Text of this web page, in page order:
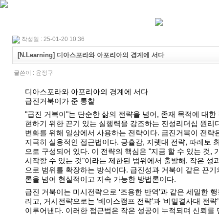
작성일 : 25-01-20 10:36
[N.Learning] 디아스포라와 아포리아의 경계에 서다
글쓴이 : 윤정구
디아스포라와 아포리아의 경계에 서다
급진거북이가 준 통찰
"급진 거북이"는 단순한 삶의 전략을 넘어, 존재 목적에 대
현하기 위한 끈기 있는 실행력을 강조하는 진성리더십 원리
변화를 위해 일상에서 사용하는 전략이다. 급진거북이 전략
지극히 실용적인 접근법이다. 긍휼감, 지렛대 전략, 파레토
으로 구성되어 있다. 이 전략의 핵심은 "지금 할 수 있는 것,
시작할 수 있는 것"이라는 제한된 범위에서 출발해, 작은 성
으로 범위를 확장하는 방식이다. 급진성과 거북이 같은 끈
론을 넘어 현실적이고 지속 가능한 방법론이다.
급진 거북이는 미시전략으로 ‘조용한 반역’과 같은 세밀한
리고, 거시전략으로는 ‘베이스캠프 전략’과 ‘비밀결사대 전
이루어낸다. 이러한 접근법은 작은 성공이 누적되며 신뢰를